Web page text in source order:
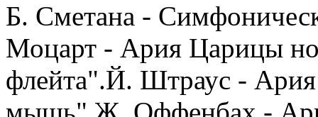
Б. Сметана -
Моцарт - Ария Царицы
флейта".Й. Штраус -